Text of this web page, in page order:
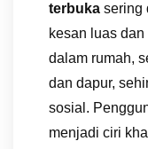
terbuka sering
kesan luas
dalam rumah,
dan dapur,
sosial.
menjadi ciri